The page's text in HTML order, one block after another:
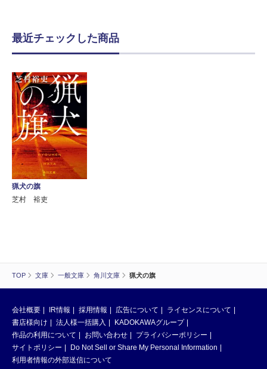
TOP 文庫 一般文庫 角川文庫 猟犬の旗
最近チェックした商品
猟犬の旗
芝村 裕吏
会社概要 IR情報 採用情報 広告について
ライセンスについて
書店様向け
法人様一括購入
KADOKAWAグループ
作品の利用について
お問い合わせ
プライバシーポリシー
サイトポリシー
Do Not Sell or Share My Personal Information
利用者情報の外部送信について